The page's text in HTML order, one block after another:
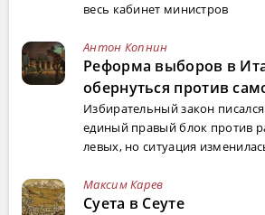
весь кабинет министров
Антон Копнин
Реформа выборов в
обернуться против
Избирательный закон
единый правый блок против
левых, но ситуация
Максим Карев
Суета в Сеуте